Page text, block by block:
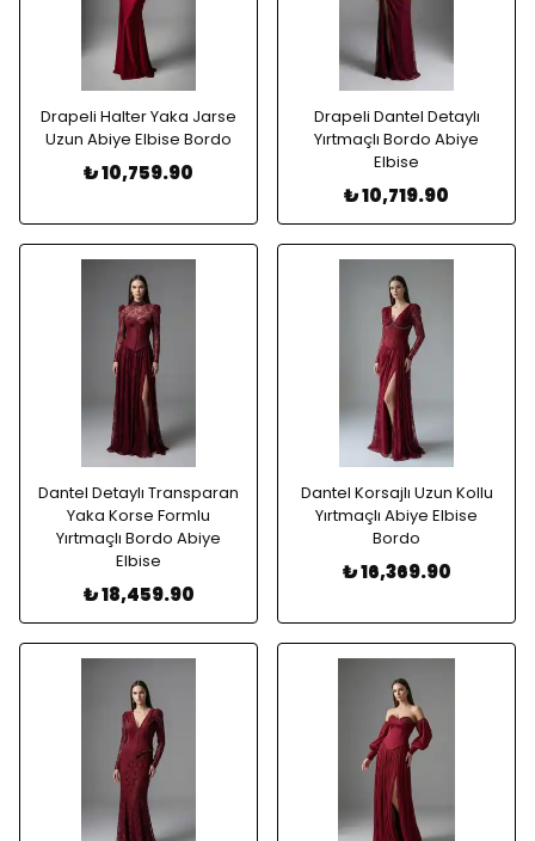
Drapeli Halter Yaka Jarse
Uzun Abiye Elbise Bordo
₺ 10,759.90
Drapeli Dantel Detaylı
Yırtmaçlı Bordo Abiye
Elbise
₺ 10,719.90
Dantel Detaylı Transparan
Yaka Korse Formlu
Yırtmaçlı Bordo Abiye
Elbise
₺ 18,459.90
Dantel Korsajlı Uzun Kollu
Yırtmaçlı Abiye Elbise
Bordo
₺ 16,369.90